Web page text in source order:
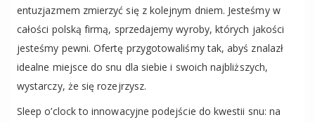
entuzjazmem zmierzyć się z kolejnym dniem. Jesteśmy w
całości polską firmą, sprzedajemy wyroby, których jakości
jesteśmy pewni. Ofertę przygotowaliśmy tak, abyś znalazł
idealne miejsce do snu dla siebie i swoich najbliższych,
wystarczy, że się rozejrzysz.
Sleep o’clock to innowacyjne podejście do kwestii snu: na